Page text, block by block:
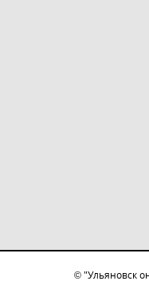
© "Ульяновск